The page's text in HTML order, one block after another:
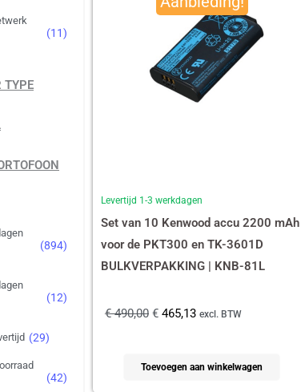
(11)
TYPE
(894)
(12)
(29)
(42)
Levertijd 1-3 werkdagen
Set van 10 Kenwood accu 2200 mAh
voor de PKT300 en TK-3601D
BULKVERPAKKING | KNB-81L
€490,00
was:
€ 490,00.
€465,13
is:
€ 465,13.
excl. BTW
Toevoegen aan winkelwagen